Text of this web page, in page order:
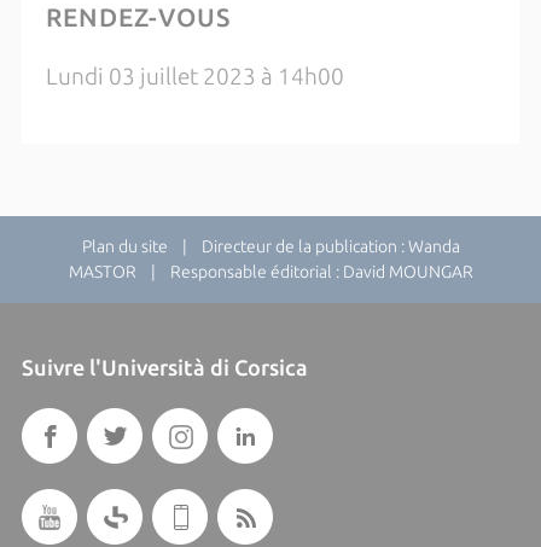
RENDEZ-VOUS
Lundi 03 juillet 2023 à 14h00
Plan du site | Directeur de la publication : Wanda
MASTOR | Responsable éditorial : David MOUNGAR
Suivre l'Università di Corsica